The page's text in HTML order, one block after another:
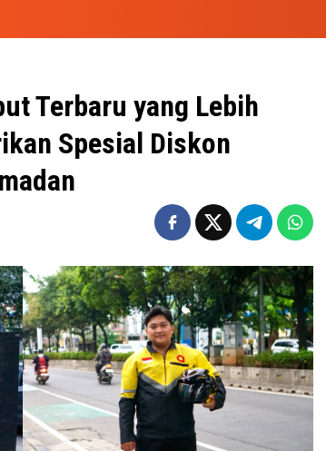
Terbaru yang Lebih
Spesial Diskon